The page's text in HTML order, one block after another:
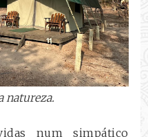
natureza.
num simpático